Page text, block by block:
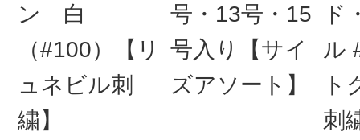
ン 白
（#100）【リ
ュネビル刺
繍】
号・13号・15
号入り【サイ
ズアソート】
ド
ル
ト
刺